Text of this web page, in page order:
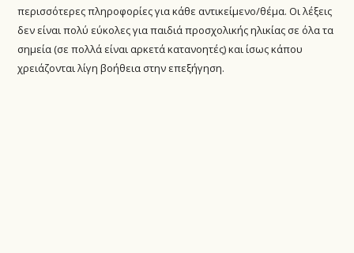
περισσότερες πληροφορίες για κάθε αντικείμενο/θέμα. Οι λέξεις
δεν είναι πολύ εύκολες για παιδιά προσχολικής ηλικίας σε όλα τα
σημεία (σε πολλά είναι αρκετά κατανοητές) και ίσως κάπου
χρειάζονται λίγη βοήθεια στην επεξήγηση.